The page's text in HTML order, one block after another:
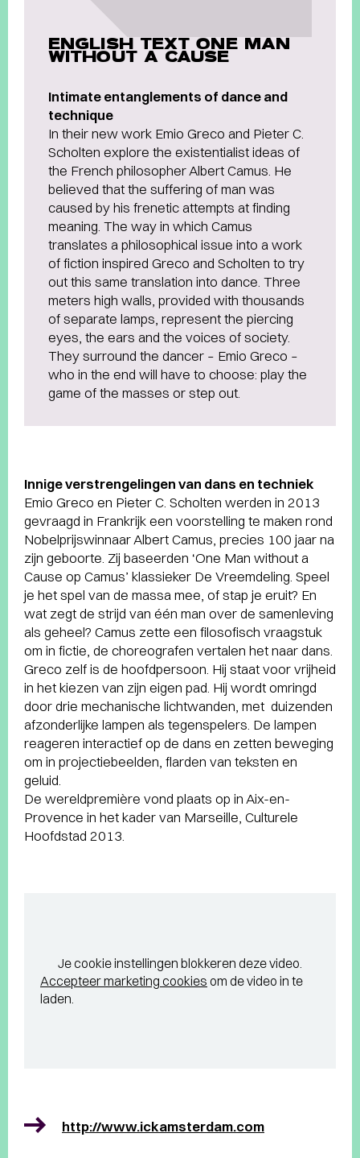
ENGLISH TEXT ONE MAN
WITHOUT A CAUSE
Intimate entanglements of dance and
technique
In their new work Emio Greco and Pieter C.
Scholten explore the existentialist ideas of
the French philosopher Albert Camus. He
believed that the suffering of man was
caused by his frenetic attempts at finding
meaning. The way in which Camus
translates a philosophical issue into a work
of fiction inspired Greco and Scholten to try
out this same translation into dance. Three
meters high walls, provided with thousands
of separate lamps, represent the piercing
eyes, the ears and the voices of society.
They surround the dancer – Emio Greco –
who in the end will have to choose: play the
game of the masses or step out.
Innige verstrengelingen van dans en techniek
Emio Greco en Pieter C. Scholten werden in 2013
gevraagd in Frankrijk een voorstelling te maken rond
Nobelprijswinnaar Albert Camus, precies 100 jaar na
zijn geboorte. Zij baseerden ‘One Man without a
Cause op Camus’ klassieker De Vreemdeling. Speel
je het spel van de massa mee, of stap je eruit? En
wat zegt de strijd van één man over de samenleving
als geheel? Camus zette een filosofisch vraagstuk
om in fictie, de choreografen vertalen het naar dans.
Greco zelf is de hoofdpersoon. Hij staat voor vrijheid
in het kiezen van zijn eigen pad. Hij wordt omringd
door drie mechanische lichtwanden, met duizenden
afzonderlijke lampen als tegenspelers. De lampen
reageren interactief op de dans en zetten beweging
om in projectiebeelden, flarden van teksten en
geluid.
De wereldpremière vond plaats op in Aix-en-
Provence in het kader van Marseille, Culturele
Hoofdstad 2013.
Je cookie instellingen blokkeren deze video.
Accepteer marketing cookies om de video in te
laden.
http://www.ickamsterdam.com